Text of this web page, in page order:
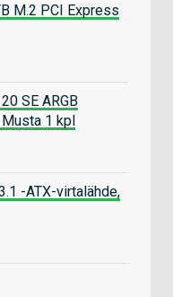
M.2 PCI Express
SE ARGB
1 kpl
-ATX-virtalähde,